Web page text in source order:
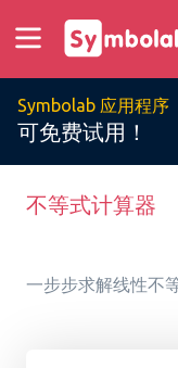
Symbolab 应用程序
可免费试用！
不等式计算器
一步步求解线性不